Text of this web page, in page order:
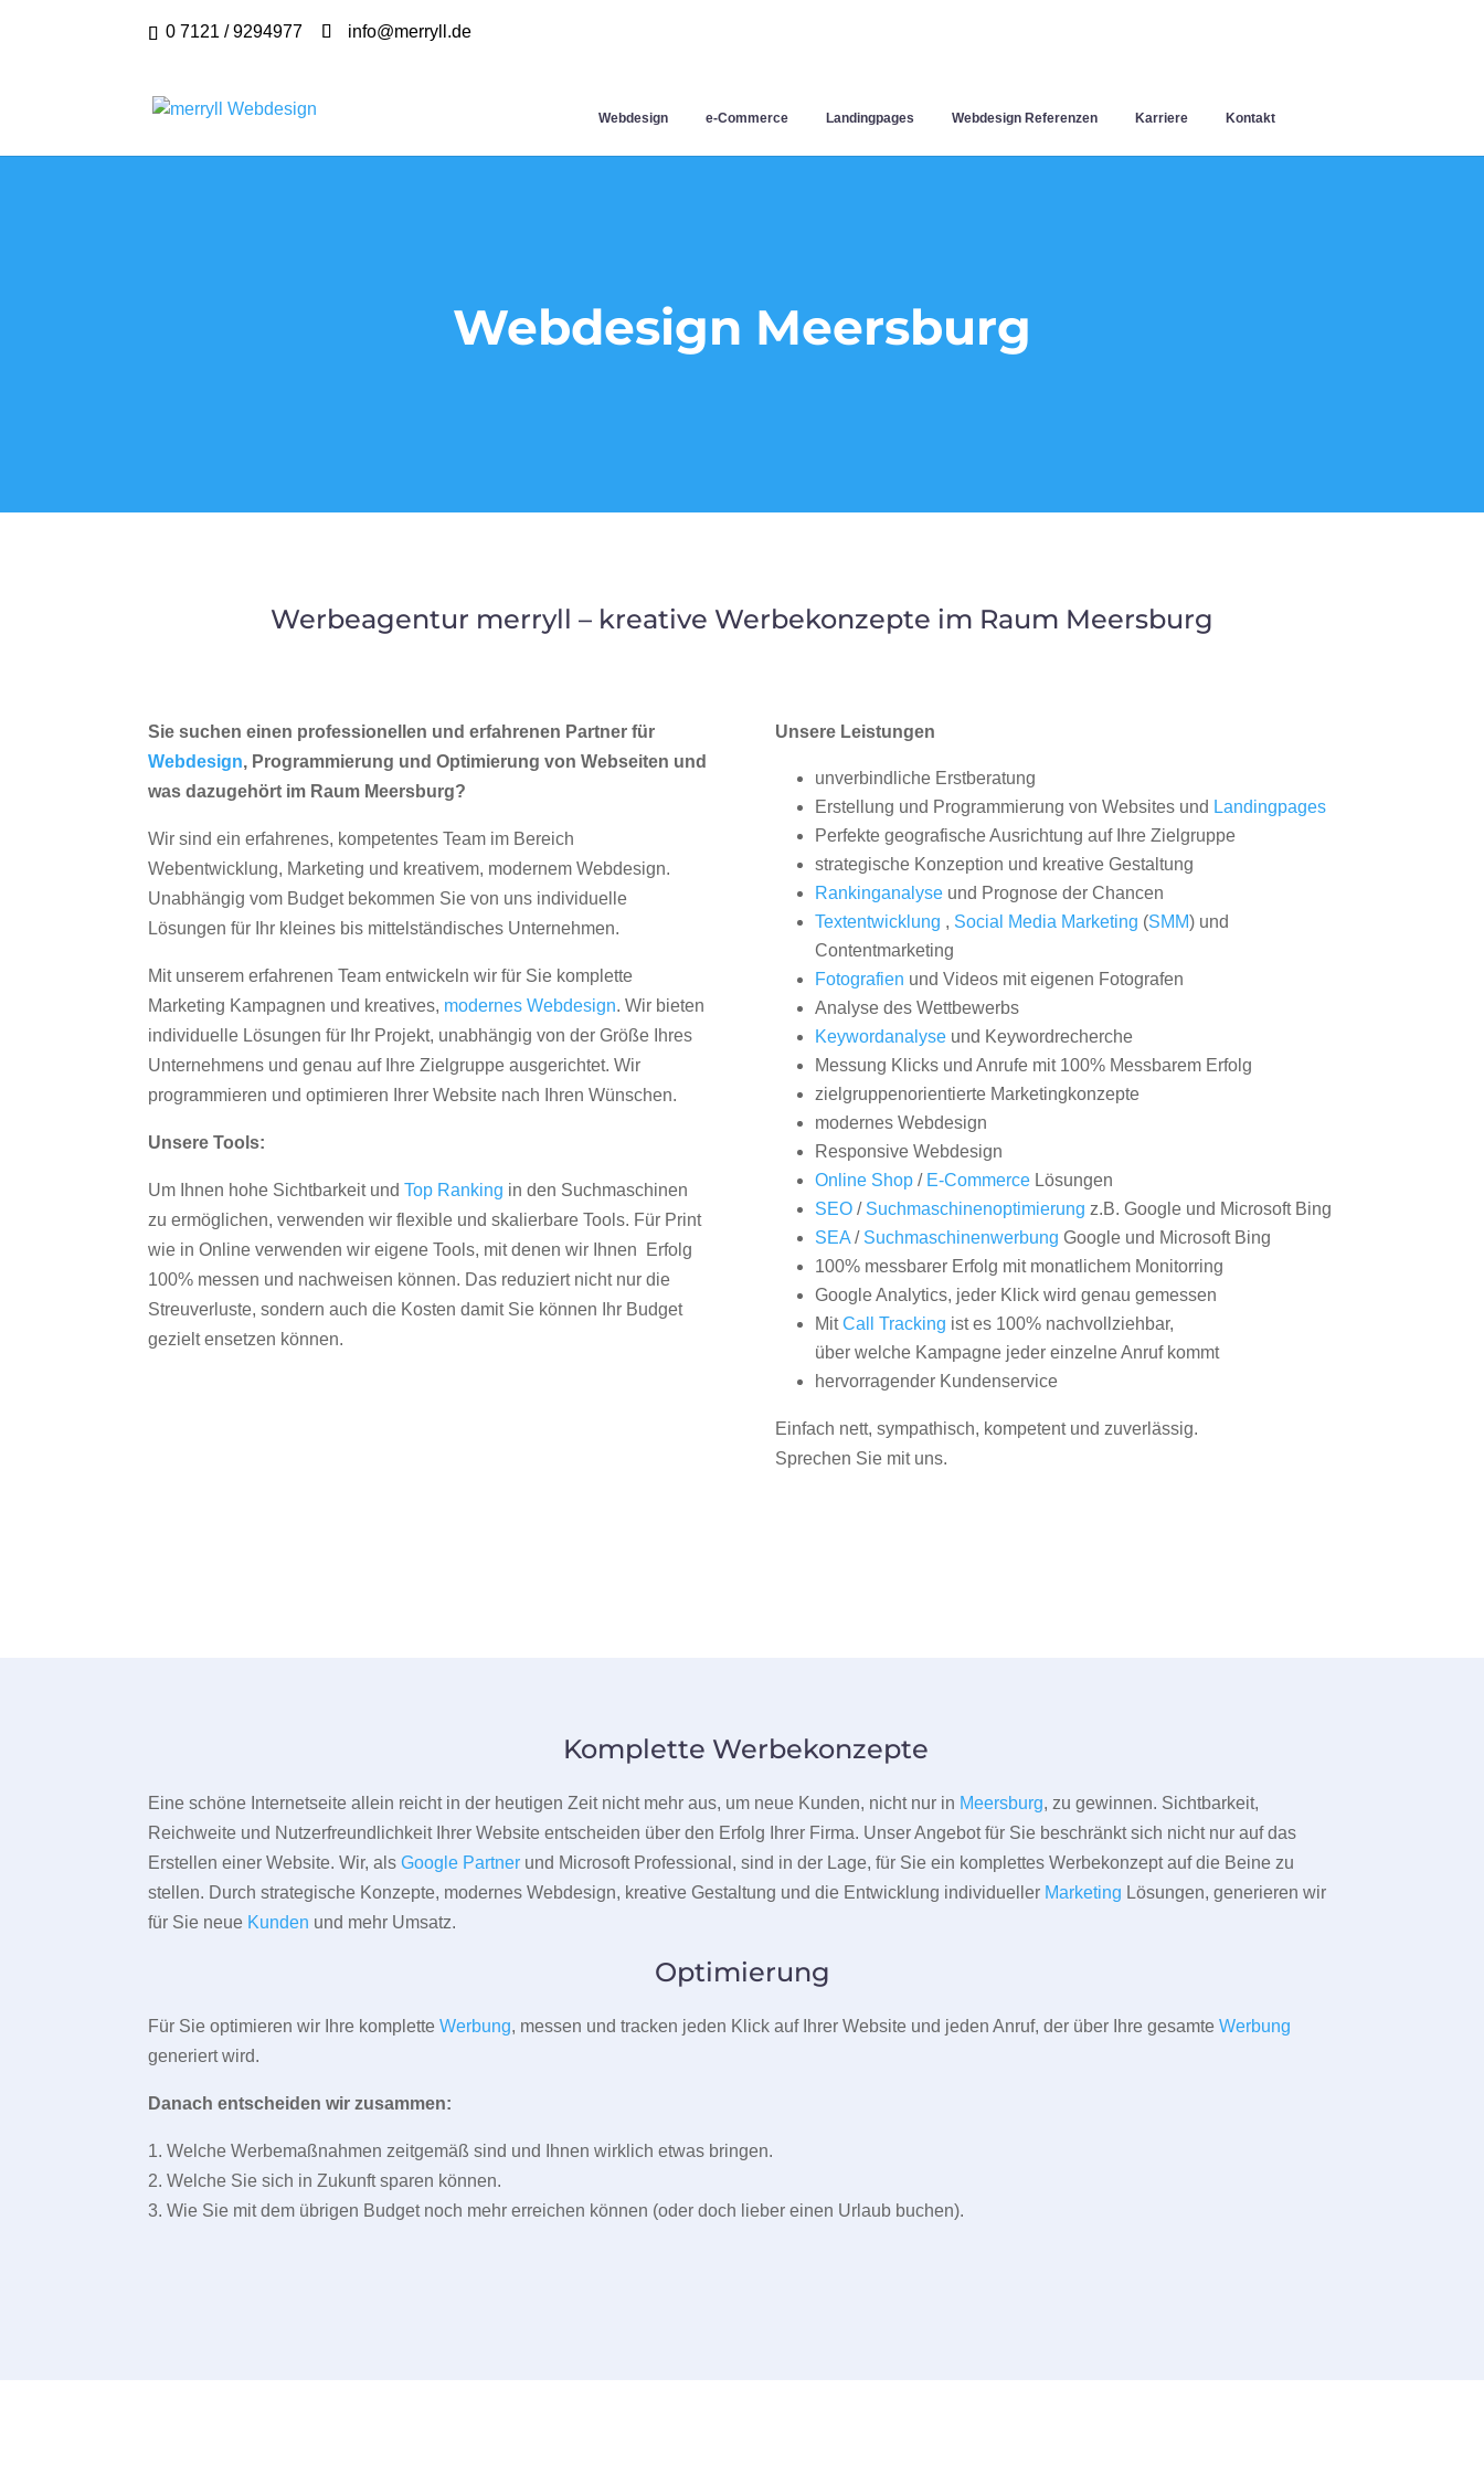
0 7121 / 9294977 info@merryll.de
Webdesign e-Commerce Landingpages Webdesign Referenzen Karriere Kontakt
Webdesign Meersburg
Werbeagentur merryll – kreative Werbekonzepte im Raum Meersburg
Sie suchen einen professionellen und erfahrenen Partner für
Webdesign, Programmierung und Optimierung von Webseiten und
was dazugehört im Raum Meersburg?
Wir sind ein erfahrenes, kompetentes Team im Bereich
Webentwicklung, Marketing und kreativem, modernem Webdesign.
Unabhängig vom Budget bekommen Sie von uns individuelle
Lösungen für Ihr kleines bis mittelständisches Unternehmen.
Mit unserem erfahrenen Team entwickeln wir für Sie komplette
Marketing Kampagnen und kreatives, modernes Webdesign. Wir bieten
individuelle Lösungen für Ihr Projekt, unabhängig von der Größe Ihres
Unternehmens und genau auf Ihre Zielgruppe ausgerichtet. Wir
programmieren und optimieren Ihrer Website nach Ihren Wünschen.
Unsere Tools:
Um Ihnen hohe Sichtbarkeit undTop Ranking in den Suchmaschinen
zu ermöglichen, verwenden wir flexible und skalierbare Tools. Für Print
wie in Online verwenden wir eigene Tools, mit denen wir Ihnen Erfolg
100% messen und nachweisen können. Das reduziert nicht nur die
Streuverluste, sondern auch die Kosten damit Sie können Ihr Budget
gezielt ensetzen können.
Unsere Leistungen
unverbindliche Erstberatung
Erstellung und Programmierung von Websites und Landingpages
Perfekte geografische Ausrichtung auf Ihre Zielgruppe
strategische Konzeption und kreative Gestaltung
Rankinganalyseund Prognose der Chancen
Textentwicklung , Social Media Marketing (SMM) und
Contentmarketing
Fotografien und Videos mit eigenen Fotografen
Analyse des Wettbewerbs
Keywordanalyseund Keywordrecherche
Messung Klicks und Anrufe mit 100% Messbarem Erfolg
zielgruppenorientierte Marketingkonzepte
modernes Webdesign
Responsive Webdesign
Online Shop/ E-CommerceLösungen
SEO/ Suchmaschinenoptimierung z.B. Google und Microsoft Bing
SEA/ Suchmaschinenwerbung Google und Microsoft Bing
100% messbarer Erfolg mit monatlichem Monitorring
Google Analytics, jeder Klick wird genau gemessen
MitCall Tracking ist es 100% nachvollziehbar,
über welche Kampagne jeder einzelne Anruf kommt
hervorragender Kundenservice
Einfach nett, sympathisch, kompetent und zuverlässig.
Sprechen Sie mit uns.
Komplette Werbekonzepte
Eine schöne Internetseite allein reicht in der heutigen Zeit nicht mehr aus, um neue Kunden, nicht nur in Meersburg, zu gewinnen. Sichtbarkeit,
Reichweite und Nutzerfreundlichkeit Ihrer Website entscheiden über den Erfolg Ihrer Firma. Unser Angebot für Sie beschränkt sich nicht nur auf das
Erstellen einer Website. Wir, alsGoogle Partner und Microsoft Professional, sind in der Lage, für Sie ein komplettes Werbekonzept auf die Beine zu
stellen. Durch strategische Konzepte, modernes Webdesign, kreative Gestaltung und die Entwicklung individueller Marketing Lösungen, generieren wir
für Sie neue Kunden und mehr Umsatz.
Optimierung
Für Sie optimieren wir Ihre kompletteWerbung, messen und tracken jeden Klick auf Ihrer Website und jeden Anruf, der über Ihre gesamteWerbung
generiert wird.
Danach entscheiden wir zusammen:
1. Welche Werbemaßnahmen zeitgemäß sind und Ihnen wirklich etwas bringen.
2. Welche Sie sich in Zukunft sparen können.
3. Wie Sie mit dem übrigen Budget noch mehr erreichen können (oder doch lieber einen Urlaub buchen).